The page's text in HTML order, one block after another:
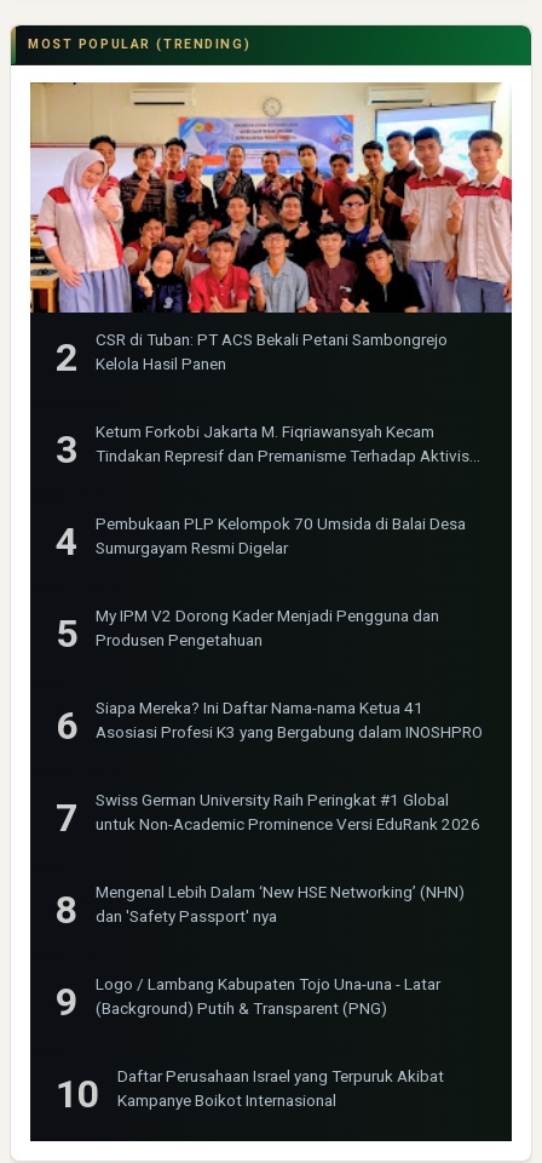
MOST POPULAR (TRENDING)
CSR di Tuban: PT ACS Bekali Petani Sambongrejo
Kelola Hasil Panen
Ketum Forkobi Jakarta M. Fiqriawansyah Kecam
Tindakan Represif dan Premanisme Terhadap Aktivis
Pembukaan PLP Kelompok 70 Umsida di Balai Desa
Sumurgayam Resmi Digelar
My IPM V2 Dorong Kader Menjadi Pengguna dan
Produsen Pengetahuan
Siapa Mereka? Ini Daftar Nama-nama Ketua 41
Asosiasi Profesi K3 yang Bergabung dalam INOSHPRO
Swiss German University Raih Peringkat #1 Global
untuk Non-Academic Prominence Versi EduRank 2026
Mengenal Lebih Dalam ‘New HSE Networking’ (NHN)
dan 'Safety Passport' nya
Logo / Lambang Kabupaten Tojo Una-una - Latar
(Background) Putih & Transparent (PNG)
Daftar Perusahaan Israel yang Terpuruk Akibat
Kampanye Boikot Internasional